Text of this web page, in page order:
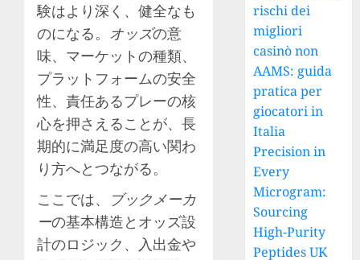
験はより深く、健全なも
のになる。 オッズの意
味、マーケットの種類、
プラットフォームの安全
性、責任あるプレーの核
心を押さえることが、長
期的に満足度の高い関わ
り方へとつながる。
ここでは、
ブックメーカ
ーの基本構造とオッズ設
計のロジック、入出金や
rischi dei
migliori
casinò non
AAMS: guida
pratica per
giocatori in
Italia
Precision in
Every
Microgram:
Sourcing
High-Purity
Peptides UK